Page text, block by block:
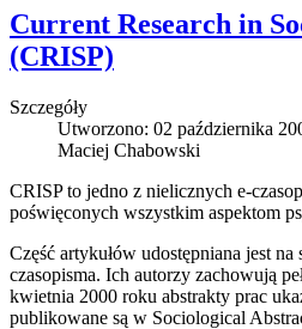
Current Research in
(CRISP)
Szczegóły
Utworzono: 02 października
Maciej Chabowski
CRISP to jedno z nielicznych e-
poświęconych wszystkim aspektom
Część artykułów udostępniana jest
czasopisma. Ich autorzy zachowują
kwietnia 2000 roku abstrakty prac
publikowane są w Sociological